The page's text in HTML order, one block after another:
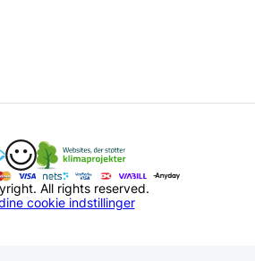
All rights reserved.
cookie indstillinger